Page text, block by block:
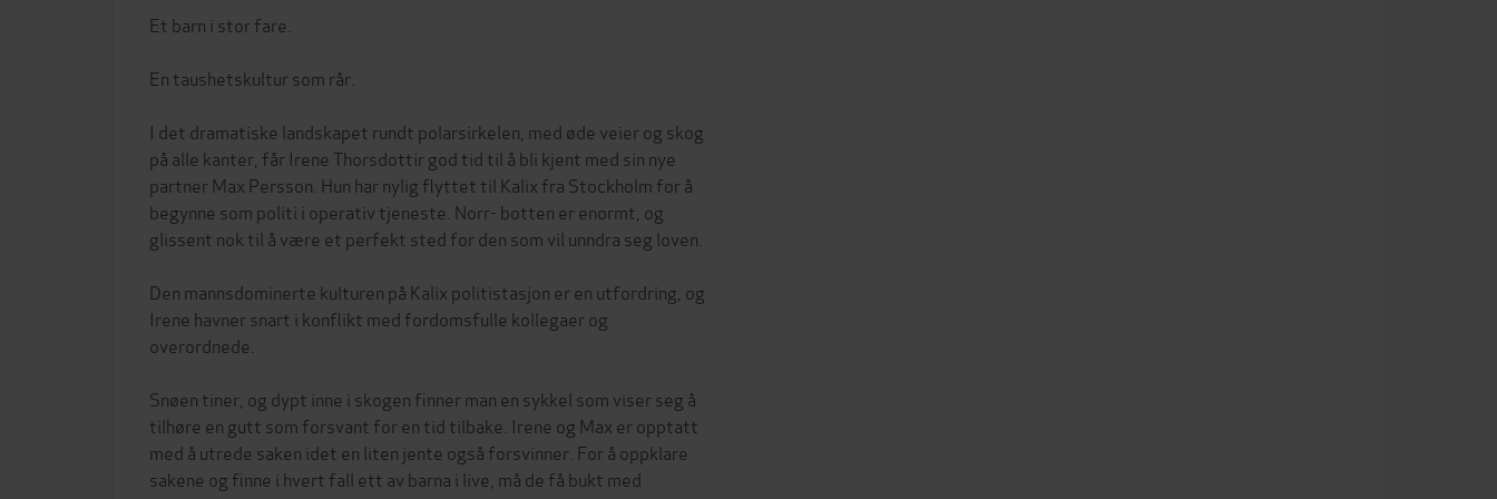
Et barn i stor fare.
En taushetskultur som rår.
I det dramatiske landskapet rundt polarsirkelen, med øde veier og skog
på alle kanter, får Irene Thorsdottir god tid til å bli kjent med sin nye
partner Max Persson. Hun har nylig flyttet til Kalix fra Stockholm for å
begynne som politi i operativ tjeneste. Norr- botten er enormt, og
glissent nok til å være et perfekt sted for den som vil unndra seg loven.
Den mannsdominerte kulturen på Kalix politistasjon er en utfordring, og
Irene havner snart i konflikt med fordomsfulle kollegaer og
overordnede.
Snøen tiner, og dypt inne i skogen finner man en sykkel som viser seg å
tilhøre en gutt som forsvant for en tid tilbake. Irene og Max er opptatt
med å utrede saken idet en liten jente også forsvinner. For å oppklare
sakene og finne i hvert fall ett av barna i live, må de få bukt med